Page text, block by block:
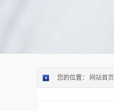
您的位置： 网站首页